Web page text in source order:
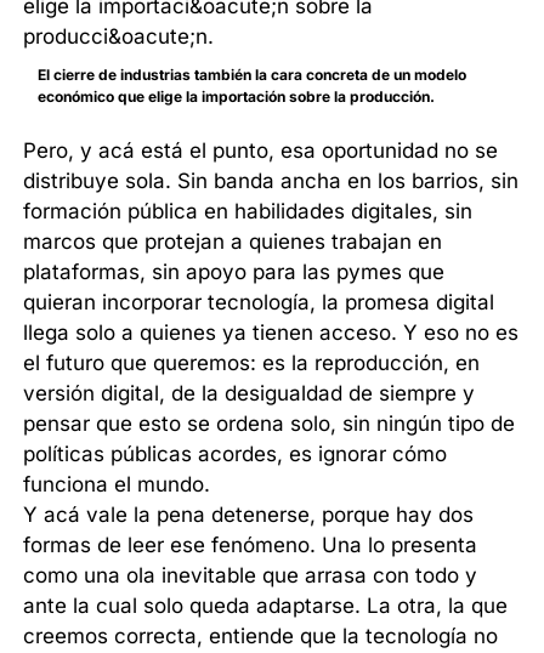
El cierre de industrias también la cara concreta de un modelo
económico que elige la importación sobre la producción.
Pero, y acá está el punto, esa oportunidad no se
distribuye sola. Sin banda ancha en los barrios, sin
formación pública en habilidades digitales, sin
marcos que protejan a quienes trabajan en
plataformas, sin apoyo para las pymes que
quieran incorporar tecnología, la promesa digital
llega solo a quienes ya tienen acceso. Y eso no es
el futuro que queremos: es la reproducción, en
versión digital, de la desigualdad de siempre y
pensar que esto se ordena solo, sin ningún tipo de
políticas públicas acordes, es ignorar cómo
funciona el mundo.
Y acá vale la pena detenerse, porque hay dos
formas de leer ese fenómeno. Una lo presenta
como una ola inevitable que arrasa con todo y
ante la cual solo queda adaptarse. La otra, la que
creemos correcta, entiende que la tecnología no